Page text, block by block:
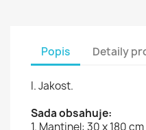
Popis Detaily
I. Jakost.
Sada obsahuje:
1. Mantinel: 30 x 180 cm